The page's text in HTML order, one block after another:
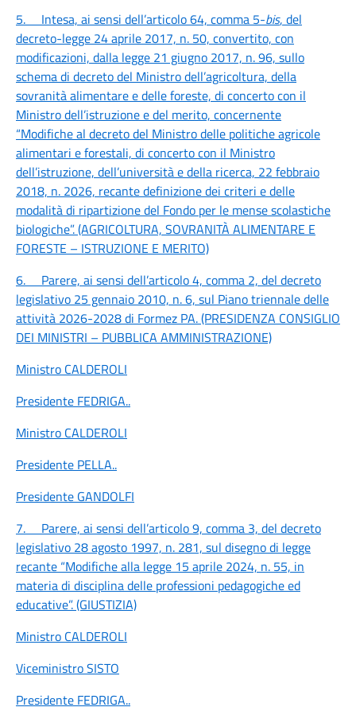
5.
Intesa, ai sensi dell’articolo 64, comma 5-bis, del
decreto-legge 24 aprile 2017, n. 50, convertito, con
modificazioni, dalla legge 21 giugno 2017, n. 96, sullo
schema di decreto del Ministro dell’agricoltura, della
sovranità alimentare e delle foreste, di concerto con il
Ministro dell’istruzione e del merito, concernente
“Modifiche al decreto del Ministro delle politiche agricole
alimentari e forestali, di concerto con il Ministro
dell’istruzione, dell’università e della ricerca, 22 febbraio
2018, n. 2026, recante definizione dei criteri e delle
modalità di ripartizione del Fondo per le mense scolastiche
biologiche”. (AGRICOLTURA, SOVRANITÀ ALIMENTARE E
FORESTE – ISTRUZIONE E MERITO)
6.
Parere, ai sensi dell’articolo 4, comma 2, del decreto
legislativo 25 gennaio 2010, n. 6, sul Piano triennale delle
attività 2026-2028 di Formez PA. (PRESIDENZA CONSIGLIO
DEI MINISTRI – PUBBLICA AMMINISTRAZIONE)
Ministro CALDEROLI
Presidente FEDRIGA..
Ministro CALDEROLI
Presidente PELLA..
Presidente GANDOLFI
7.
Parere, ai sensi dell’articolo 9, comma 3, del decreto
legislativo 28 agosto 1997, n. 281, sul disegno di legge
recante “Modifiche alla legge 15 aprile 2024, n. 55, in
materia di disciplina delle professioni pedagogiche ed
educative”. (GIUSTIZIA)
Ministro CALDEROLI
Viceministro SISTO
Presidente FEDRIGA..